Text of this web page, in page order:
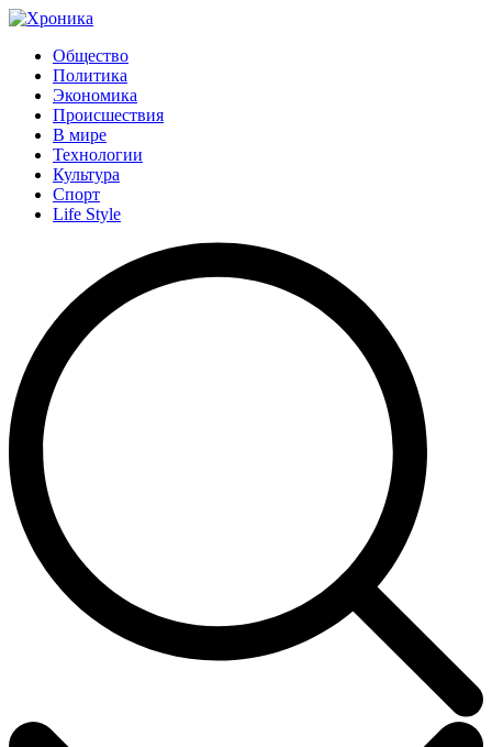
Общество
Политика
Экономика
Происшествия
В мире
Технологии
Культура
Спорт
Life Style